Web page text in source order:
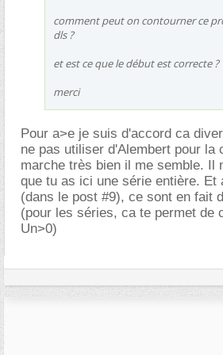
comment peut on contourner ce
dls ?
et est ce que le début est correcte ?
merci
Pour a>e je suis d'accord ca
ne pas utiliser d'Alembert pour la
marche très bien il me semble. Il
que tu as ici une série entière. Et
(dans le post #9), ce sont en fait
(pour les séries, ca te permet de
Un>0)